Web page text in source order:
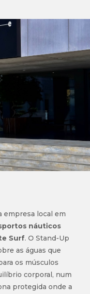
empresa local em
náuticos
Surf. O Stand-Up
as águas que
os músculos
corporal, num
protegida onde a